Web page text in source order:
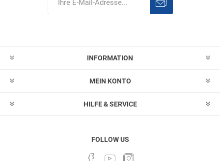
INFORMATION
MEIN KONTO
HILFE & SERVICE
FOLLOW US